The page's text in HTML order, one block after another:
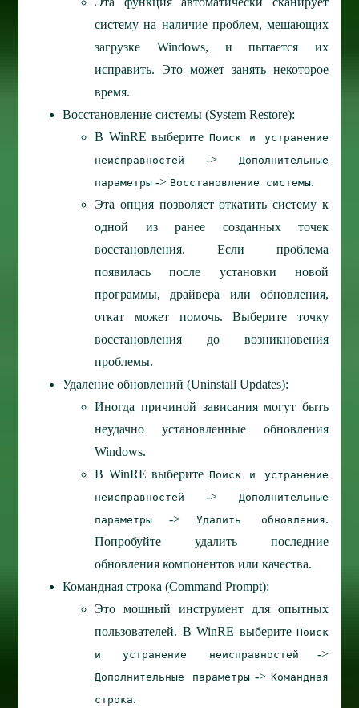
систему на наличие проблем, мешающих
загрузке Windows, и пытается их
исправить. Это может занять некоторое
время.
Восстановление системы (System Restore):
В WinRE выберите Поиск и устранение
неисправностей
-> Дополнительные
параметры -> Восстановление системы.
Эта опция позволяет откатить систему к
одной из ранее созданных точек
восстановления. Если проблема
появилась после установки новой
программы, драйвера или обновления,
откат может помочь. Выберите точку
восстановления до возникновения
проблемы.
Удаление обновлений (Uninstall Updates):
Иногда причиной зависания могут быть
неудачно установленные обновления
Windows.
В WinRE выберите Поиск и устранение
неисправностей
-> Дополнительные
параметры ->Удалить обновления.
Попробуйте удалить последние
обновления компонентов или качества.
Командная строка (Command Prompt):
Это мощный инструмент для опытных
пользователей. В WinRE выберите Поиск
и устранение неисправностей
->
Дополнительные параметры -> Командная
строка.